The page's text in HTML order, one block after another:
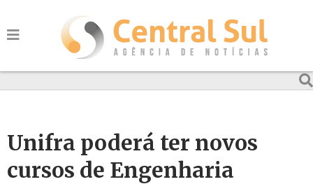
Unifra poderá ter novos
cursos de Engenharia